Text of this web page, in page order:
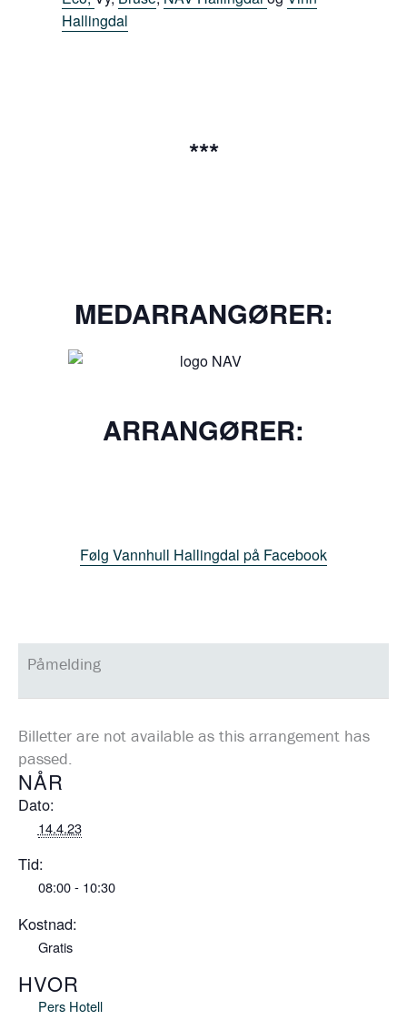
Hallingdal
***
MEDARRANGØRER:
ARRANGØRER:
Følg Vannhull Hallingdal på Facebook
Påmelding
Billetter are not available as this arrangement has
passed.
NÅR
Dato:
14.4.23
Tid:
08:00 - 10:30
Kostnad:
Gratis
HVOR
Pers Hotell